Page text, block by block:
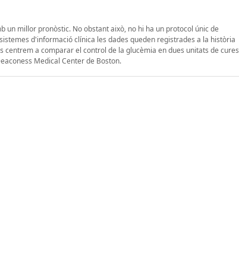
un millor pronòstic. No obstant això, no hi ha un protocol únic de
d'informació clínica les dades queden registrades a la història
a comparar el control de la glucèmia en dues unitats de cures
Medical Center de Boston.